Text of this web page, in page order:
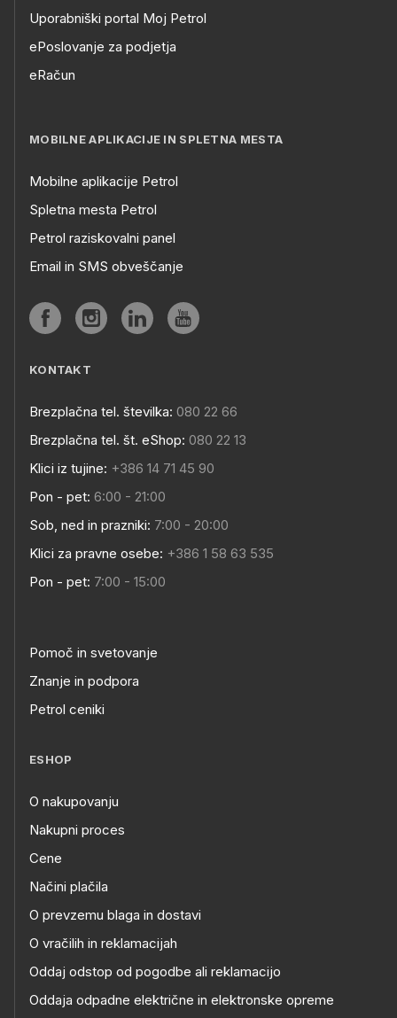
Uporabniški portal Moj Petrol
ePoslovanje za podjetja
eRačun
MOBILNE APLIKACIJE IN SPLETNA MESTA
Mobilne aplikacije Petrol
Spletna mesta Petrol
Petrol raziskovalni panel
Email in SMS obveščanje
KONTAKT
Brezplačna tel. številka: 080 22 66
Brezplačna tel. št. eShop: 080 22 13
Klici iz tujine: +386 14 71 45 90
Pon - pet: 6:00 - 21:00
Sob, ned in prazniki: 7:00 - 20:00
Klici za pravne osebe: +386 1 58 63 535
Pon - pet: 7:00 - 15:00
Pomoč in svetovanje
Znanje in podpora
Petrol ceniki
ESHOP
O nakupovanju
Nakupni proces
Cene
Načini plačila
O prevzemu blaga in dostavi
O vračilih in reklamacijah
Oddaj odstop od pogodbe ali reklamacijo
Oddaja odpadne električne in elektronske opreme